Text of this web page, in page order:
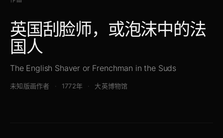
英国刮脸师，或泡沫中的法
国人
The English Shaver or Frenchman in the Suds
未知版画作者 1772年 大英博物馆